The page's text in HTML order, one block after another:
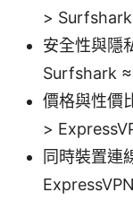
>
安全性與隱
Surfshark
價格與性價
>
同時裝置連